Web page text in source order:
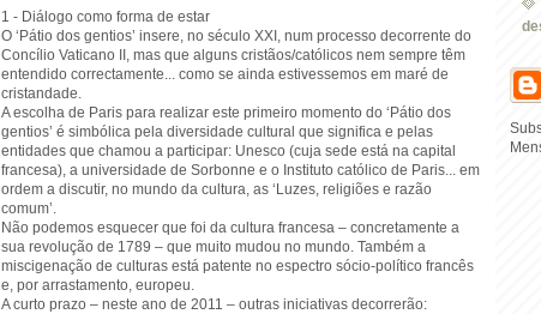
1 - Diálogo como forma de estar
O ‘Pátio dos gentios’ insere, no século XXI, num processo decorrente do
Concílio Vaticano II, mas que alguns cristãos/católicos nem sempre têm
entendido correctamente... como se ainda estivessemos em maré de
cristandade.
A escolha de Paris para realizar este primeiro momento do ‘Pátio dos
gentios’ é simbólica pela diversidade cultural que significa e pelas
entidades que chamou a participar: Unesco (cuja sede está na capital
francesa), a universidade de Sorbonne e o Instituto católico de Paris... em
ordem a discutir, no mundo da cultura, as ‘Luzes, religiões e razão
comum’.
Não podemos esquecer que foi da cultura francesa – concretamente a
sua revolução de 1789 – que muito mudou no mundo. Também a
miscigenação de culturas está patente no espectro sócio-político francês
e, por arrastamento, europeu.
A curto prazo – neste ano de 2011 – outras iniciativas decorrerão: